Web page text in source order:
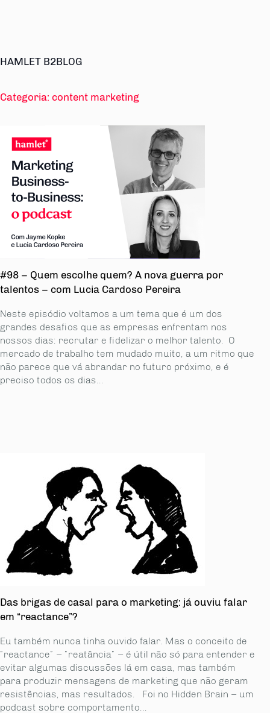
HAMLET B2BLOG
Categoria: content marketing
#98 – Quem escolhe quem? A nova guerra por
talentos – com Lucia Cardoso Pereira
Neste episódio voltamos a um tema que é um dos
grandes desafios que as empresas enfrentam nos
nossos dias: recrutar e fidelizar o melhor talento. O
mercado de trabalho tem mudado muito, a um ritmo que
não parece que vá abrandar no futuro próximo, e é
preciso todos os dias...
Das brigas de casal para o marketing: já ouviu falar
em “reactance”?
Eu também nunca tinha ouvido falar. Mas o conceito de
“reactance” – “reatância” – é útil não só para entender e
evitar algumas discussões lá em casa, mas também
para produzir mensagens de marketing que não geram
resistências, mas resultados. Foi no Hidden Brain – um
podcast sobre comportamento...